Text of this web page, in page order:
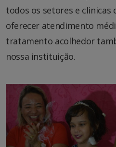
todos os setores e clinicas
oferecer atendimento
tratamento acolhedor
nossa instituição.